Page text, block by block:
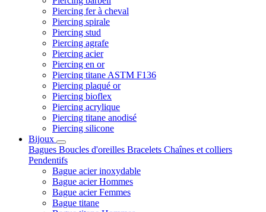
Piercing fer à cheval
Piercing spirale
Piercing stud
Piercing agrafe
Piercing acier
Piercing en or
Piercing titane ASTM F136
Piercing plaqué or
Piercing bioflex
Piercing acrylique
Piercing titane anodisé
Piercing silicone
Bijoux
Bagues Boucles d'oreilles Bracelets Chaînes et colliers
Pendentifs
Bague acier inoxydable
Bague acier Hommes
Bague acier Femmes
Bague titane